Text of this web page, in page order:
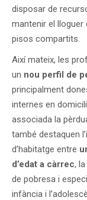
disposar de
mantenir el lloguer
pisos compartits.
Així mateix, les
un nou perfil de
principalment
internes en
associada la
també destaquen
d’habitatge entre
d’edat a càrrec,
de pobresa i
infància i